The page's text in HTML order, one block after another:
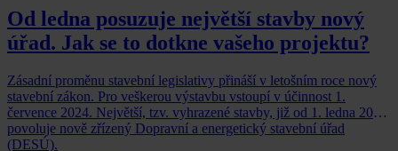
Od ledna posuzuje největší stavby nový
úřad. Jak se to dotkne vašeho projektu?
Zásadní proměnu stavební legislativy přináší v letošním roce nový
stavební zákon. Pro veškerou výstavbu vstoupí v účinnost 1.
července 2024. Největší, tzv. vyhrazené stavby, již od 1. ledna 2024
povoluje nově zřízený Dopravní a energetický stavební úřad
(DESÚ).